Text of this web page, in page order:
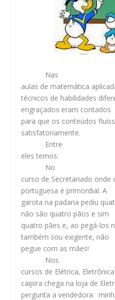
Nas
aulas de matemática
técnicos de habilidades
engraçados eram contados
para que os conteúdos
satisfatoriamente.
Entre
eles temos:
No
curso de Secretariado onde
portuguesa é primordial. A
garota na padaria pediu
não são quatro pãos e sim
quatro pães e, ao pegá-los
também sou exigente, não
pegue com as mães!
Nos
cursos de Elétrica,
caipira chega na loja de
pergunta a vendedora: